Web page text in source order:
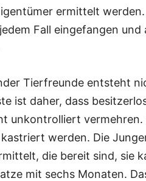
ermittelt
Fall eingefangen
Tierfreunde entsteht
ist daher, dass
unkontrolliert
werden. Die
die bereit sind, sie
mit sechs Monaten.